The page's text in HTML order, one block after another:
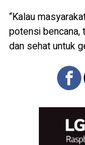
“Kalau
potensi bencana,
dan sehat untuk